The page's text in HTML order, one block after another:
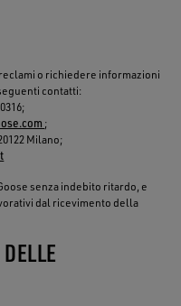
o richiedere informazioni
contatti:
;
Milano;
senza indebito ritardo, e
dal ricevimento della